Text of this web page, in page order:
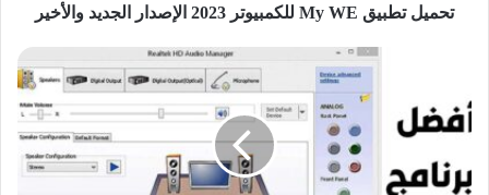
تحميل تطبيق My WE للكمبيوتر 2023 الإصدار الجديد والأخير
الصوت
الخارجى
ويندوز